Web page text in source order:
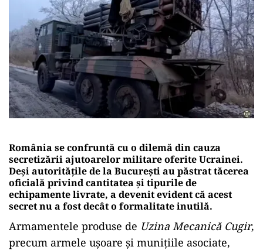
România se confruntă cu o dilemă din cauza
secretizării ajutoarelor militare oferite Ucrainei.
Deși autoritățile de la București au păstrat tăcerea
oficială privind cantitatea și tipurile de
echipamente livrate, a devenit evident că acest
secret nu a fost decât o formalitate inutilă.
Armamentele produse de Uzina Mecanică Cugir,
precum armele ușoare și munițiile asociate,